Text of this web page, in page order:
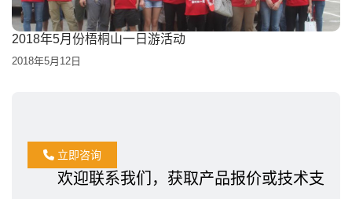
2018年5月份梧桐山一日游活动
2018年5月12日
立即咨询
欢迎联系我们，获取产品报价或技术支